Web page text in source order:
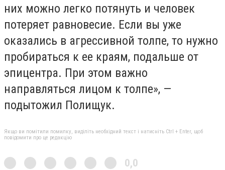
них можно легко потянуть и человек
потеряет равновесие. Если вы уже
оказались в агрессивной толпе, то нужно
пробираться к ее краям, подальше от
эпицентра. При этом важно
направляться лицом к толпе», —
подытожил Полищук.
Якщо ви помітили помилку, виділіть необхідний текст і натисніть Ctrl + Enter, щоб
повідомити про це редакцію
0,0